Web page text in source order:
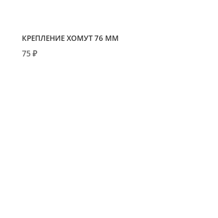
КРЕПЛЕНИЕ ХОМУТ 76 ММ
75 ₽